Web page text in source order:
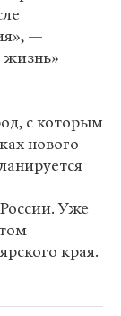
—
жизнь»
с которым
нового
Уже
края.